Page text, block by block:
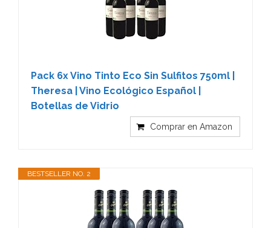
Pack 6x Vino Tinto Eco Sin Sulfitos 750ml |
Theresa | Vino Ecológico Español |
Botellas de Vidrio
Comprar en Amazon
BESTSELLER NO. 2